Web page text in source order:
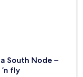
South Node –
fly